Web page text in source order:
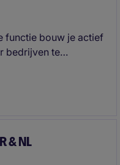
functie bouw je actief
bedrijven te
prospectie,
met een sterke focus
& NL